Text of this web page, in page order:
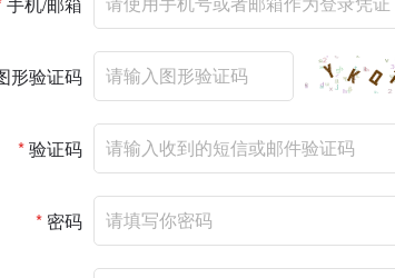
形验证码
*验证码
* 密码